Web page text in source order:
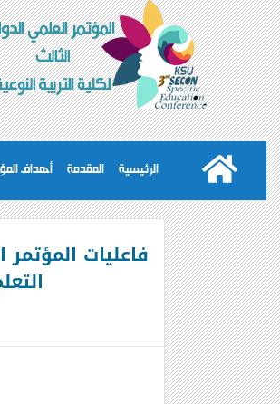
الرئيسية المقدمة أهداف
فاعليات